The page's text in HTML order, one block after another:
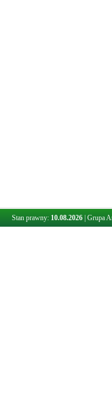
Stan prawny: 10.08.2026 Grupa